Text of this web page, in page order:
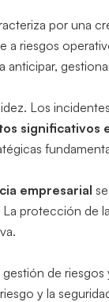
por una
a riesgos
anticipar,
Los
significativos
empresarial
La protección de
de
y la